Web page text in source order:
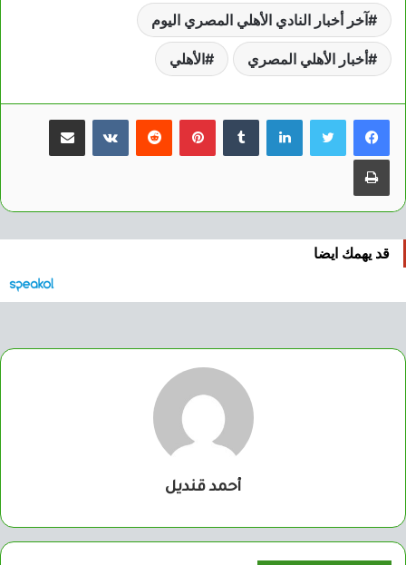
آخر أخبار النادي الأهلي المصري اليوم
أخبار الأهلي المصري الأهلي
لينكدإن بينتيريست مشاركة عبر البريد
طباعة
قد يهمك ايضا
أحمد قنديل